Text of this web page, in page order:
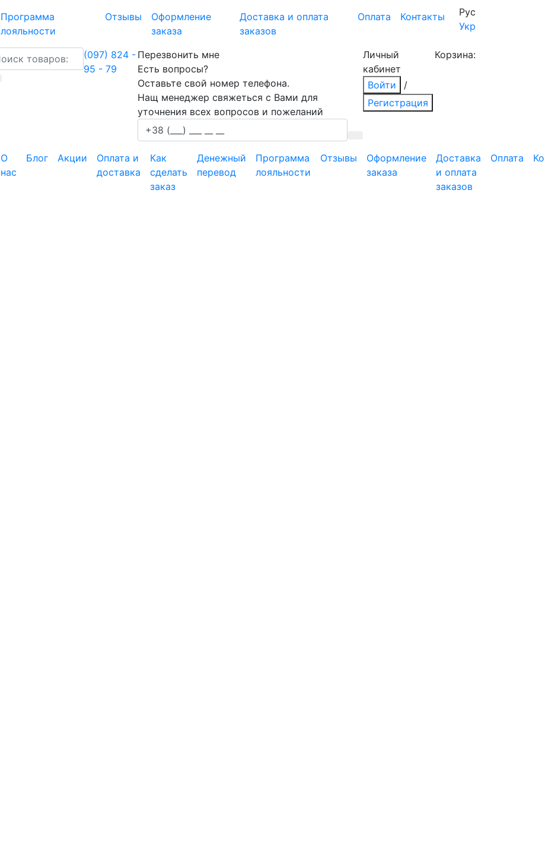
Программа
лояльности
Отзывы
Оформление
заказа
Доставка и оплата
заказов
Оплата Контакты
Рус
Укр
(097) 824 -
95 - 79
Перезвонить мне
Есть вопросы?
Оставьте свой номер телефона.
Нащ менеджер свяжеться с Вами для
уточнения всех вопросов и пожеланий
Личный
кабинет
Войти
/
Регистрация
Корзина:
О
нас
Блог Акции
Оплата и
доставка
Как
сделать
заказ
Денежный
перевод
Программа
лояльности
Отзывы
Оформление
заказа
Доставка
и оплата
заказов
Оплата